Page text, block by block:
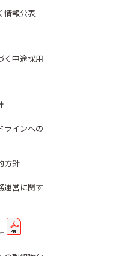
情報公表
く中途採用
ラインへの
方針
運営に関す